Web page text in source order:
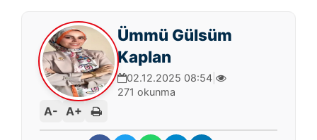
Ümmü Gülsüm
Kaplan
02.12.2025 08:54
271 okunma
A- A+